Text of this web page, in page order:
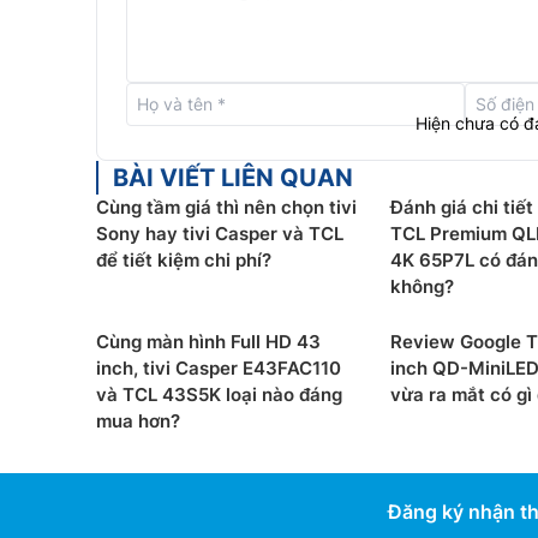
cấp hình ảnh có độ phân giải thấp lên chất
một cách chính xác để mang lại trải
Ai Color:Công nghệ này tái tạo hình ảnh
độ đậm màu, độ bão hòa và độ tương
tái hiện sống động, chân thực và mang đậm
Ai HDR:Không chỉ tái hiện màu sắc, độ
còn đảm bảo hình ảnh hiển thị đúng như ý
Ai Contrast:Công nghệ này giúp hiển thị rõ
và các chi tiết phức tạp, mang đến hình
kiện ánh sáng.
Ai Motion: AI Motion nhạy bén phát hiện
chuyển động dựa trên tốc độ làm mới và số
xé hình, mang lại hình ảnh mượt mà và liền
Hiện chưa có
BÀI VIẾT LIÊN QUAN
Cùng tầm giá thì nên chọn tivi
Sony hay tivi Casper và TCL
để tiết kiệm chi phí?
Đánh giá chi tiết
TCL Premium
4K 65P7L có
không?
Cùng màn hình Full HD 43
inch, tivi Casper E43FAC110
và TCL 43S5K loại nào đáng
mua hơn?
Review Google
inch QD-
vừa ra mắt có gì
Đăng ký nhận